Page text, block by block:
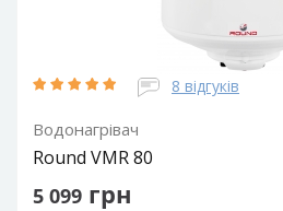
8 відгуків
Водонагрівач
Round VMR 80
5 099 грн